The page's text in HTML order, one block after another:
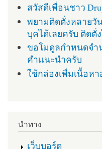
สวัสดีเพื่อนชาว
พยามติดตั่งหลายวัน
บุคได้เลยครับ ติดตั่
ขอโมดูลกำหนดจำ
คำเเนะนำครับ
ใช้กล่องเพื่มเนื้อห
นำทาง
เว็บบอร์ด